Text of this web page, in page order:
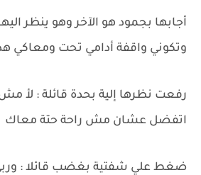
أجابها بجمود هو الآخر وهو ينظر
وتكوني واقفة أدامي تحت ومعاكي
رفعت نظرها إلية بحدة قائلة :
اتفضل عشان مش راحة حتة معاك
ضغط علي شفتية بغضب قائلا : وربي